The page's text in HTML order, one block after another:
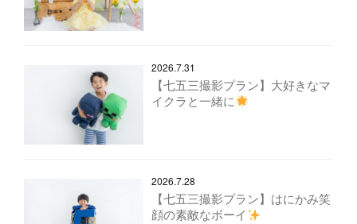
2026.7.31
【七五三撮影プラン】大好きなマ
イクラと一緒に
2026.7.28
【七五三撮影プラン】はにかみ笑
顔の素敵なボーイ